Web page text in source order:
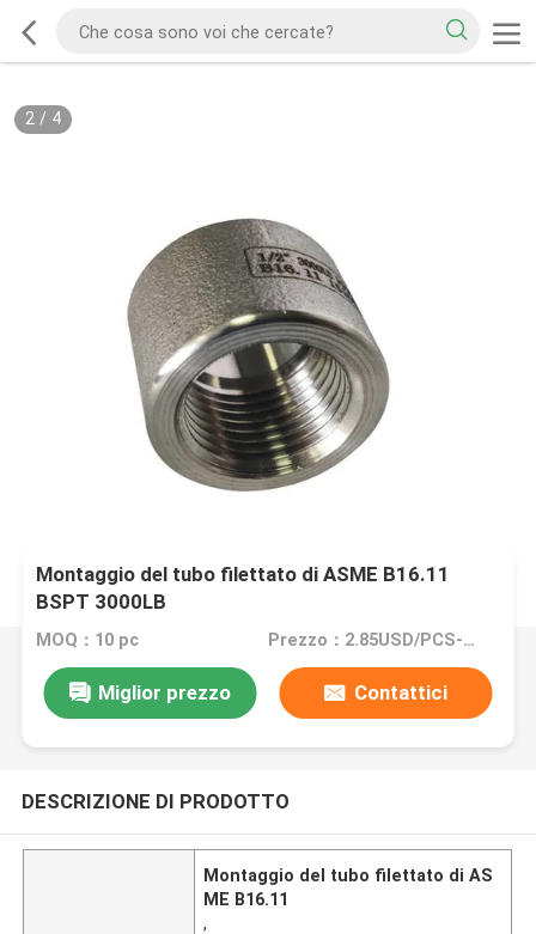
2/ 4
Montaggio del tubo filettato di ASME B16.11
BSPT 3000LB
MOQ：10 pc Prezzo：2.85USD/PCS--380/PCS
Miglior prezzo Contattici
DESCRIZIONE DI PRODOTTO
Montaggio del tubo filettato di AS
ME B16.11
,